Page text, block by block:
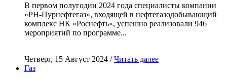
В первом полугодии 2024 года специалисты компании
«РН-Пурнефтегаз», входящей в нефтегазодобывающий
комплекс НК «Роснефть», успешно реализовали 946
мероприятий по программе...
Четверг, 15 Август 2024 /Читать далее
Газ